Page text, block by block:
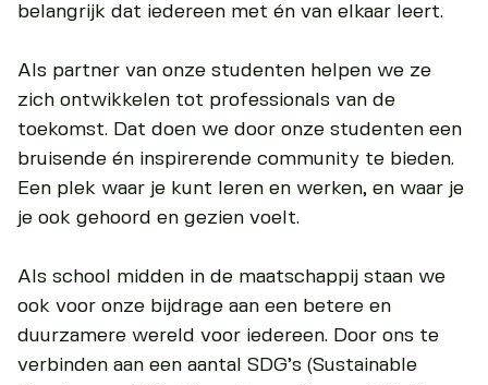
belangrijk dat iedereen met én van elkaar leert.
Als partner van onze studenten helpen we ze
zich ontwikkelen tot professionals van de
toekomst. Dat doen we door onze studenten een
bruisende én inspirerende community te bieden.
Een plek waar je kunt leren en werken, en waar je
je ook gehoord en gezien voelt.
Als school midden in de maatschappij staan we
ook voor onze bijdrage aan een betere en
duurzamere wereld voor iedereen. Door ons te
verbinden aan een aantal SDG’s (Sustainable